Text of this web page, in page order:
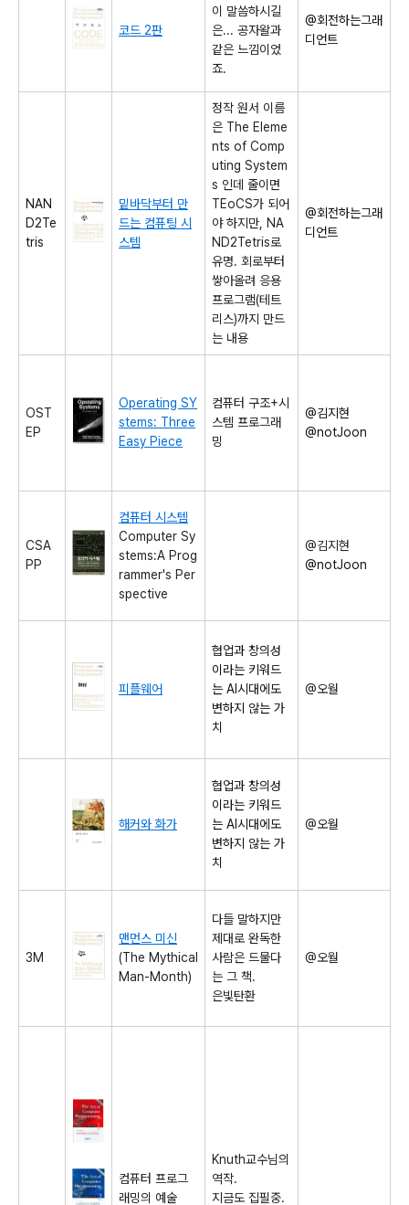
코드 2판
이 말씀하시길
은... 공자왈과
같은 느낌이었
죠.
@회전하는그래
디언트
NAN
D2Te
tris
밑바닥부터 만
드는 컴퓨팅 시
스템
정작 원서 이름
은 The Eleme
nts of Comp
uting System
s 인데 줄이면
TEoCS가 되어
야 하지만, NA
ND2Tetris로
유명. 회로부터
쌓아올려 응용
프로그램(테트
리스)까지 만드
는 내용
@회전하는그래
디언트
OST
EP
Operating SY
stems: Three
Easy Piece
컴퓨터 구조+시
스템 프로그래
밍
@김지현
@notJoon
CSA
PP
컴퓨터 시스템
Computer Sy
stems:A Prog
rammer's Per
spective
@김지현
@notJoon
피플웨어
협업과 창의성
이라는 키워드
는 AI시대에도
변하지 않는 가
치
@오월
해커와 화가
협업과 창의성
이라는 키워드
는 AI시대에도
변하지 않는 가
치
@오월
3M
맨먼스 미신
(The Mythical
Man-Month)
다들 말하지만
제대로 완독한
사람은 드물다
는 그 책.
은빛탄환
@오월
컴퓨터 프로그
래밍의 예술
Knuth교수님의
역작.
지금도 집필중.